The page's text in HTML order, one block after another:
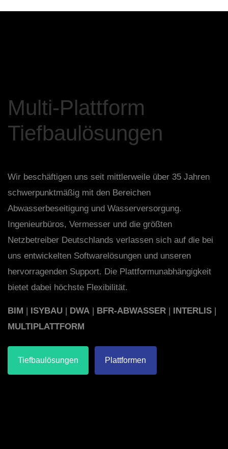
Multi-Plattform
Tiefbaulösungen
Wir beschäftigen uns seit mittlerweile über 35 Jahren
schwerpunktmäßig mit den Bereichen
Abwasserbeseitigung und Wasserversorgung.
Ingenieurbüros, Vermesser und die größten
Netzbetreiber Deutschlands verlassen sich auf die bei
uns entwickelten Softwarelösungen und unseren
hervorragenden Support. Die Plattformunabhängigkeit
bietet dabei höchste Flexibilität.
BIM | ISYBAU | DWA | BFR-ABWASSER | INTERLIS |
MULTIPLATTFORM
Tiefbaulösungen Plattformen